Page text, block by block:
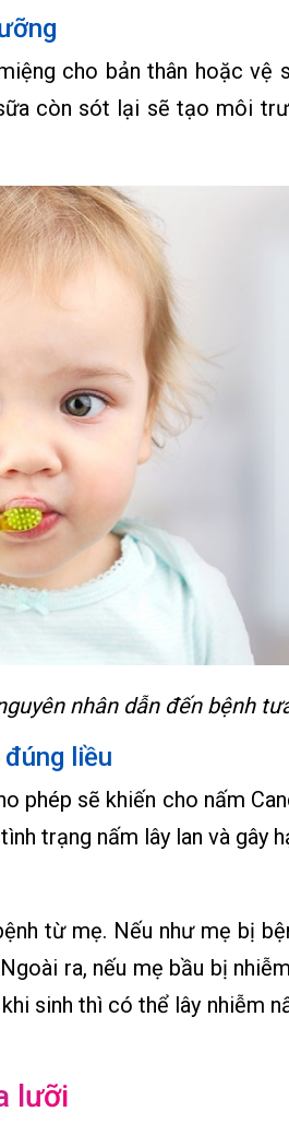
cho bản thân hoặc vệ
còn sót lại sẽ tạo môi
nhân dẫn đến bệnh
liều
phép sẽ khiến cho nấm
trạng nấm lây lan và gây
từ mẹ. Nếu như mẹ bị
ra, nếu mẹ bầu bị
sinh thì có thể lây nhiễm
lưỡi